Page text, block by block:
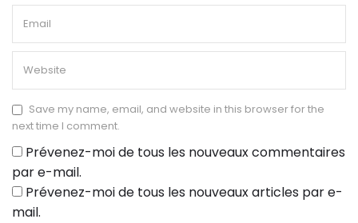
Save my name, email, and website in this browser for the
next time I comment.
Prévenez-moi de tous les nouveaux commentaires
par e-mail.
Prévenez-moi de tous les nouveaux articles par e-
mail.